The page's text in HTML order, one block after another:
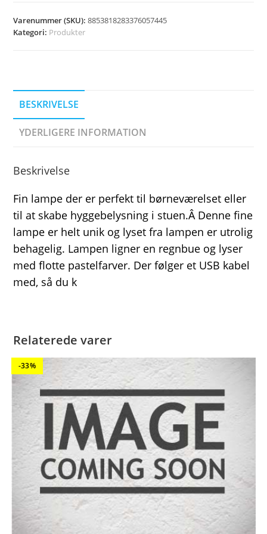
Varenummer (SKU):8853818283376057445
Kategori: Produkter
BESKRIVELSE
YDERLIGERE INFORMATION
Beskrivelse
Fin lampe der er perfekt til børneværelset eller
til at skabe hyggebelysning i stuen.Â Denne fine
lampe er helt unik og lyset fra lampen er utrolig
behagelig. Lampen ligner en regnbue og lyser
med flotte pastelfarver. Der følger et USB kabel
med, så du k
Relaterede varer
-33%